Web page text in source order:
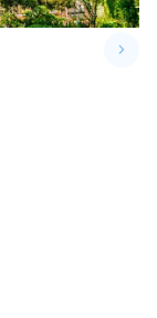
keyboard_arrow_right